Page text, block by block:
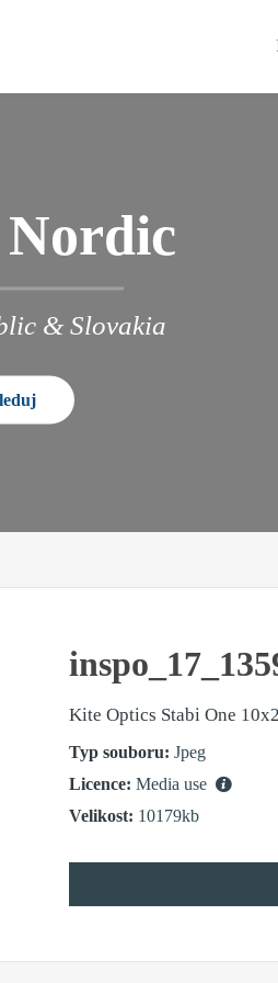
Nordic
& Slovakia
Kite Optics Stabi One
Typ souboru: Jpeg
Licence: Media use
Velikost: 10179kb